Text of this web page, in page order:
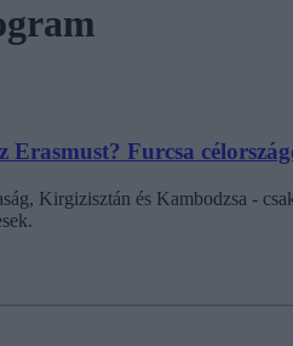
Erasmust? Furcsa
Kirgizisztán és Kambodzsa -